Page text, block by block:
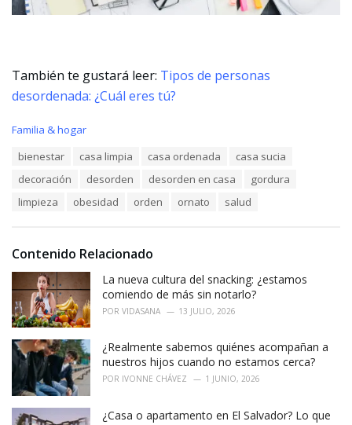
También te gustará leer: Tipos de personas
desordenada: ¿Cuál eres tú?
C
s
:
Familia & hogar
bienestar casa limpia casa ordenada
casa sucia
decoración
desorden desorden en casa
gordura
limpieza
obesidad orden ornato salud
Contenido Relacionado
La nueva cultura del snacking: ¿estamos
comiendo de más sin notarlo?
POR VIDASANA 13 JULIO, 2026
¿Realmente sabemos quiénes acompañan a
nuestros hijos cuando no estamos cerca?
POR IVONNE CHÁVEZ 1 JUNIO, 2026
¿Casa o apartamento en El Salvador? Lo que